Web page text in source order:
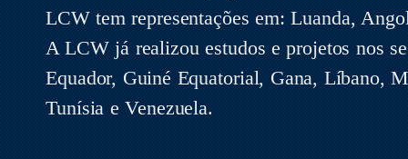
LCW tem representações em: Luanda,
A LCW já realizou estudos e projetos nos
Equador, Guiné Equatorial, Gana, Líbano,
Tunísia e Venezuela.